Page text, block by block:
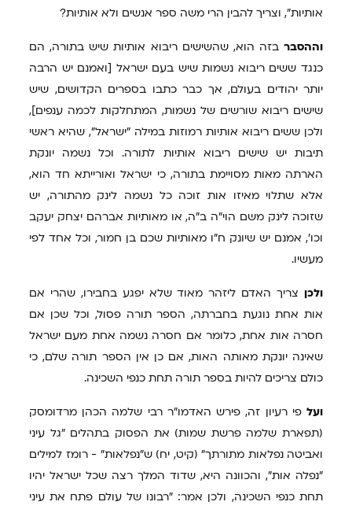
אותיות", וצריך להבין הרי משה ספר אנשים ולא אותיות?
וההסבר בזה הוא, שהשישים ריבוא אותיות שיש בתורה, הם
כנגד ששים ריבוא נשמות שיש בעם ישראל [ואמנם יש הרבה
יותר יהודים בעולם, אך כבר כתבו בספרים הקדושים, שיש
שישים ריבוא שורשים של נשמות, המתחלקות לכמה ענפים],
ולכן ששים ריבוא אותיות רמוזות במילה "ישראל", שהיא ראשי
תיבות יש שישים ריבוא אותיות לתורה. וכל נשמה יונקת
הארתה מאות מסויימת בתורה, כי ישראל ואורייתא חד הוא,
אלא שתלוי מאיזו אות זוכה כל נשמה לינק מהתורה, יש
שזוכה לינק משם הוי"ה ב"ה, או מאותיות אברהם יצחק יעקב
וכו', אמנם יש שיונק ח"ו מאותיות שכם בן חמור, וכל אחד לפי
מעשיו.
ולכן צריך האדם ליזהר מאוד שלא יפגע בחבירו, שהרי אם
אות אחת נוגעת בחברתה, הספר תורה פסול, וכל שכן אם
חסרה אות אחת, כלומר אם חסרה נשמה אחת מעם ישראל
שאינה יונקת מאותה האות, אם כן אין הספר תורה שלם, כי
כולם צריכים להיות בספר תורה תחת כנפי השכינה.
ועל פי רעיון זה, פירש האדמו"ר רבי שלמה הכהן מרדומסק
(תפארת שלמה פרשת שמות) את הפסוק בתהלים "גל עיני
ואביטה נפלאות מתורתך" (קיט, יח) ש"נפלאות" - רומז למילים
"נפלה אות", והכוונה היא, שדוד המלך רצה שכל ישראל יהיו
תחת כנפי השכינה, ולכן אמר: "רבונו של עולם פתח את עיני